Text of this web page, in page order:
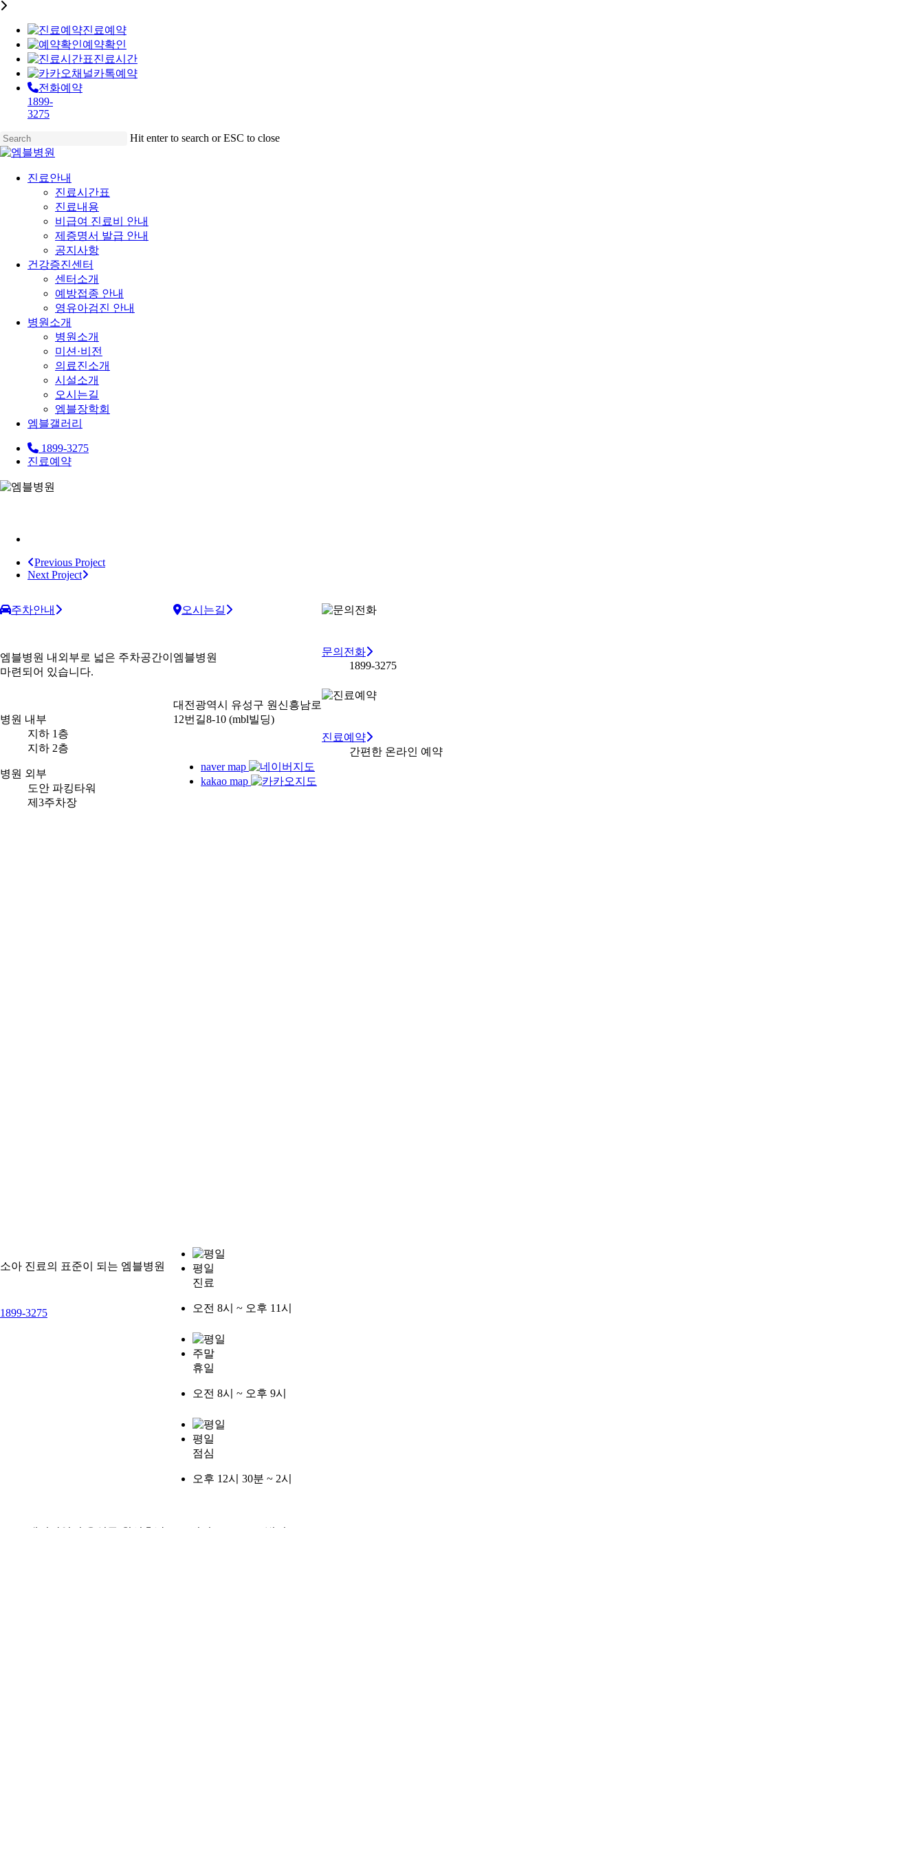
진료예약
예약확인
진료시간
카톡예약
전화예약
1899-
3275
Skip
to
main
content
Hit enter to search or ESC to close
Close
Menu
진료안내
진료시간표
진료내용
비급여 진료비 안내
제증명서 발급 안내
공지사항
건강증진센터
센터소개
예방접종 안내
영유아검진 안내
병원소개
병원소개
미션·비전
의료진소개
시설소개
오시는길
엠블장학회
엠블갤러리
1899-3275
진료예약
Previous Project
Next Project
주차안내
엠블병원 내외부로 넓은 주차공간이
마련되어 있습니다.
병원 내부
지하 1층
지하 2층
병원 외부
도안 파킹타워
제3주차장
오시는길
엠블병원
대전광역시 유성구 원신흥남로
12번길8-10 (mbl빌딩)
naver map
kakao map
문의전화
1899-3275
진료예약
간편한 온라인 예약
소아 진료의 표준이 되는 엠블병원
1899-3275
평일
진료
오전 8시 ~ 오후 11시
주말
휴일
오전 8시 ~ 오후 9시
평일
점심
오후 12시 30분 ~ 2시
대전광역시 유성구 원신흥남로 12번길 8-10 (MBL빌딩)